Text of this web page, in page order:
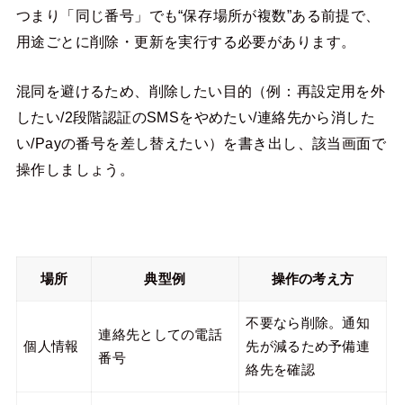
つまり「同じ番号」でも“保存場所が複数”ある前提で、
用途ごとに削除・更新を実行する必要があります。
混同を避けるため、削除したい目的（例：再設定用を外
したい/2段階認証のSMSをやめたい/連絡先から消した
い/Payの番号を差し替えたい）を書き出し、該当画面で
操作しましょう。
場所 典型例 操作の考え方
個人情報
連絡先としての電話
番号
不要なら削除。通知
先が減るため予備連
絡先を確認